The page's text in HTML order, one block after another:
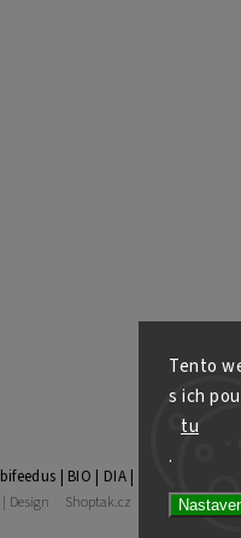
Tento
s ich
tu
.
bifeedus | BIO | DIA | BEZLEPKOVÉ
| Design Shoptak.cz